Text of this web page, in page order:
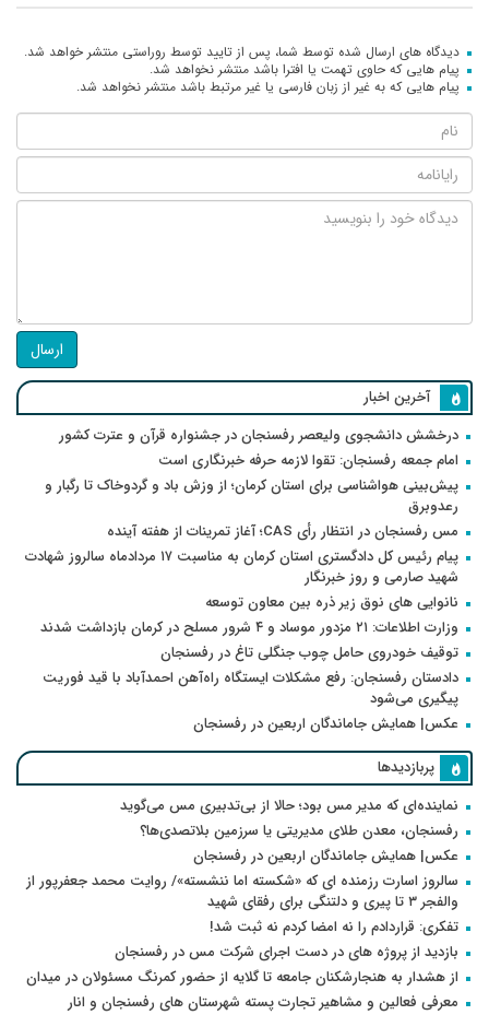
دیدگاه های ارسال شده توسط شما، پس از تایید توسط روراستی منتشر خواهد شد.
پیام هایی که حاوی تهمت یا افترا باشد منتشر نخواهد شد.
پیام هایی که به غیر از زبان فارسی یا غیر مرتبط باشد منتشر نخواهد شد.
ارسال
آخرین اخبار
درخشش دانشجوی ولیعصر رفسنجان در جشنواره قرآن و عترت کشور
امام جمعه رفسنجان: تقوا لازمه حرفه خبرنگاری است
پیش‌بینی هواشناسی برای استان کرمان؛ از وزش باد و گردوخاک تا رگبار و
رعدوبرق
مس رفسنجان در انتظار رأی CAS؛ آغاز تمرینات از هفته آینده
پیام رئیس کل دادگستری استان کرمان به مناسبت ۱۷ مردادماه سالروز شهادت
شهید صارمی و روز خبرنگار
نانوایی های نوق زیر ذره بین معاون توسعه
وزارت اطلاعات: ۲۱ مزدور موساد و ۴ شرور مسلح در کرمان بازداشت شدند
توقیف خودروی حامل چوب جنگلی تاغ در رفسنجان
دادستان رفسنجان: رفع مشکلات ایستگاه راه‌آهن احمدآباد با قید فوریت
پیگیری می‌شود
عکس| همایش جاماندگان اربعین در رفسنجان
پربازدیدها
نماینده‌ای که مدیر مس بود؛ حالا از بی‌تدبیری مس می‌گوید
رفسنجان، معدن طلای مدیریتی یا سرزمین بلاتصدی‌ها؟
عکس| همایش جاماندگان اربعین در رفسنجان
سالروز اسارت رزمنده ای که «شکسته اما ننشسته»/ روایت محمد جعفرپور از
والفجر ۳ تا پیری و دلتنگی برای رفقای شهید
تفکری: قراردادم را نه امضا کردم نه ثبت شد!
بازدید از پروژه های در دست اجرای شرکت مس در رفسنجان
از هشدار به هنجارشکنان جامعه تا گلایه از حضور کمرنگ مسئولان در میدان
معرفی فعالین و مشاهیر تجارت پسته شهرستان های رفسنجان و انار